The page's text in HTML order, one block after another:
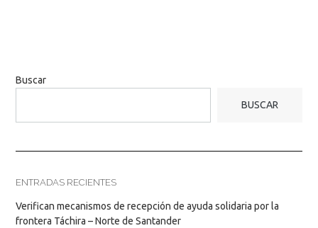
Buscar
BUSCAR
ENTRADAS RECIENTES
Verifican mecanismos de recepción de ayuda solidaria por la
frontera Táchira – Norte de Santander